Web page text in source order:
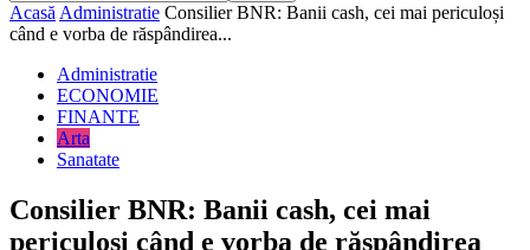
Acasă Administratie Consilier BNR: Banii cash, cei mai periculoși
când e vorba de răspândirea...
Administratie
ECONOMIE
FINANTE
Arta
Sanatate
Consilier BNR: Banii cash, cei mai
periculoși când e vorba de răspândirea